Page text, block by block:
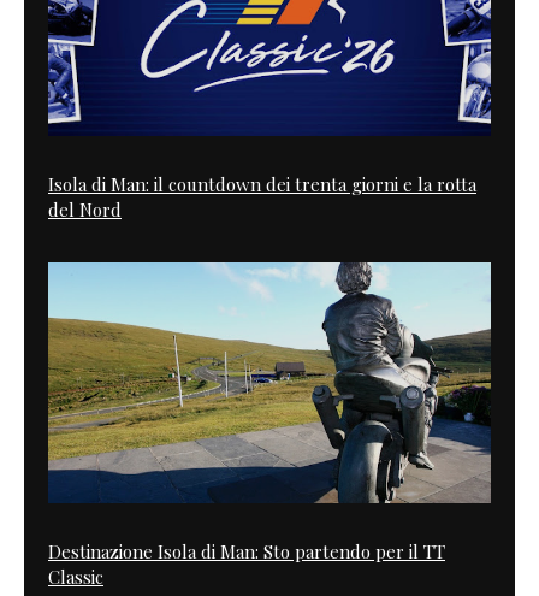
Isola di Man: il countdown dei trenta giorni e la rotta
del Nord
Destinazione Isola di Man: Sto partendo per il TT
Classic